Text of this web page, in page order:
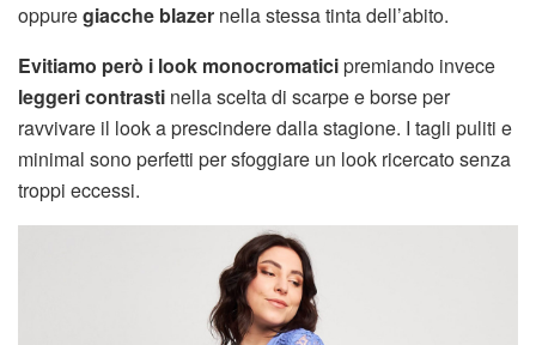
oppuregiacche blazer nella stessa tinta dell’abito.
Evitiamo però i look monocromaticipremiando invece
leggeri contrasti nella scelta di scarpe e borse per
ravvivare il look a prescindere dalla stagione. I tagli puliti e
minimal sono perfetti per sfoggiare un look ricercato senza
troppi eccessi.